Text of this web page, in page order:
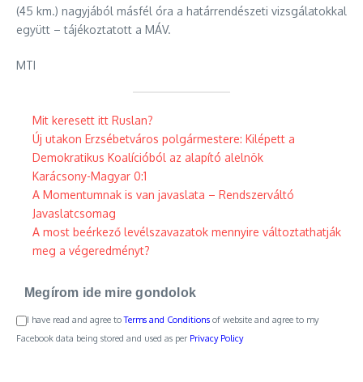
(45 km.) nagyjából másfél óra a határrendészeti vizsgálatokkal
együtt – tájékoztatott a MÁV.
MTI
Mit keresett itt Ruslan?
Új utakon Erzsébetváros polgármestere: Kilépett a
Demokratikus Koalícióból az alapító alelnök
Karácsony-Magyar 0:1
A Momentumnak is van javaslata – Rendszerváltó
Javaslatcsomag
A most beérkező levélszavazatok mennyire változtathatják
meg a végeredményt?
Megírom ide mire gondolok
I have read and agree toTerms and Conditions of website and agree to my
Facebook data being stored and used as per Privacy Policy